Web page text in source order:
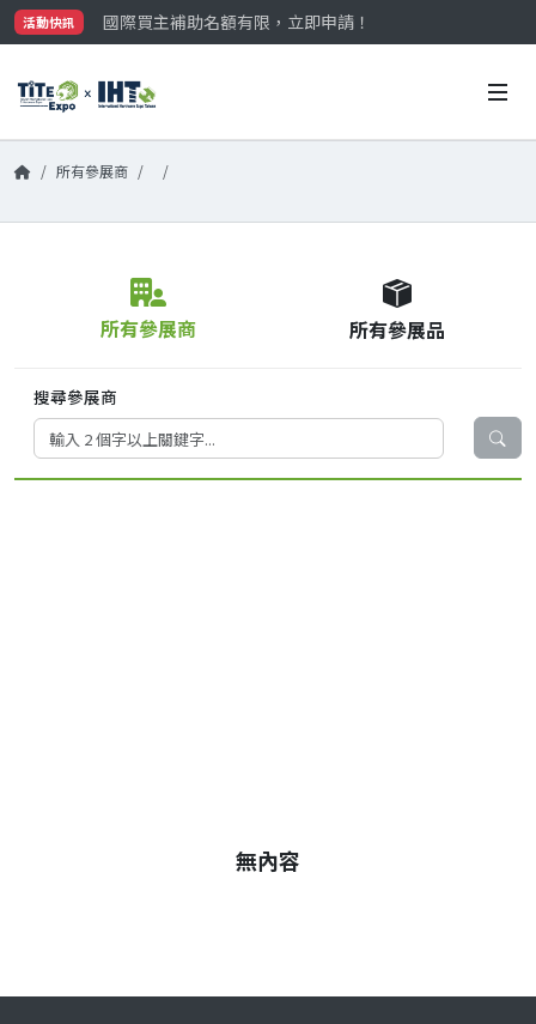
活動快訊
國際買主補助名額有限，立即申請！
參觀門票開放申請中‼️
國際買主補助名額有限，立即申請！
所有參展商
所有參展商 所有參展品
搜尋參展商
無內容